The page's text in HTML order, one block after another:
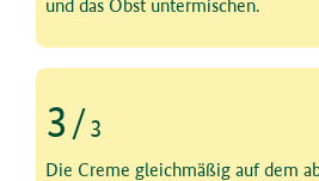
und das Obst untermischen.
3 / 3
Schritt 3 von 3
Die Creme gleichmäßig auf dem